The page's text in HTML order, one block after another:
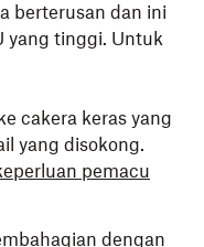
berterusan dan ini
yang tinggi. Untuk
cakera keras yang
yang disokong.
pemacu
dengan